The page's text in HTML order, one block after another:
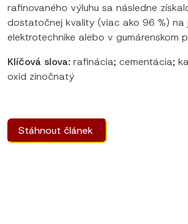
rafinovaného výluhu sa následne
dostatočnej kvality (viac ako 96 %) na
elektrotechnike alebo v gumárenskom
Klíčová slova: rafinácia; cementácia;
oxid zinočnatý
Stáhnout článek